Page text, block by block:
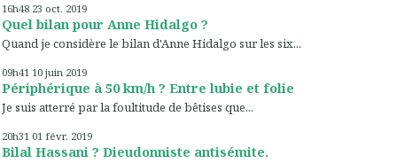
16h48 23 oct. 2019
Quel bilan pour Anne Hidalgo ?
Quand je considère le bilan d'Anne Hidalgo sur les six...
09h41 10 juin 2019
Périphérique à 50 km/h ? Entre lubie et folie
Je suis atterré par la foultitude de bêtises que...
20h31 01 févr. 2019
Bilal Hassani ? Dieudonniste antisémite.